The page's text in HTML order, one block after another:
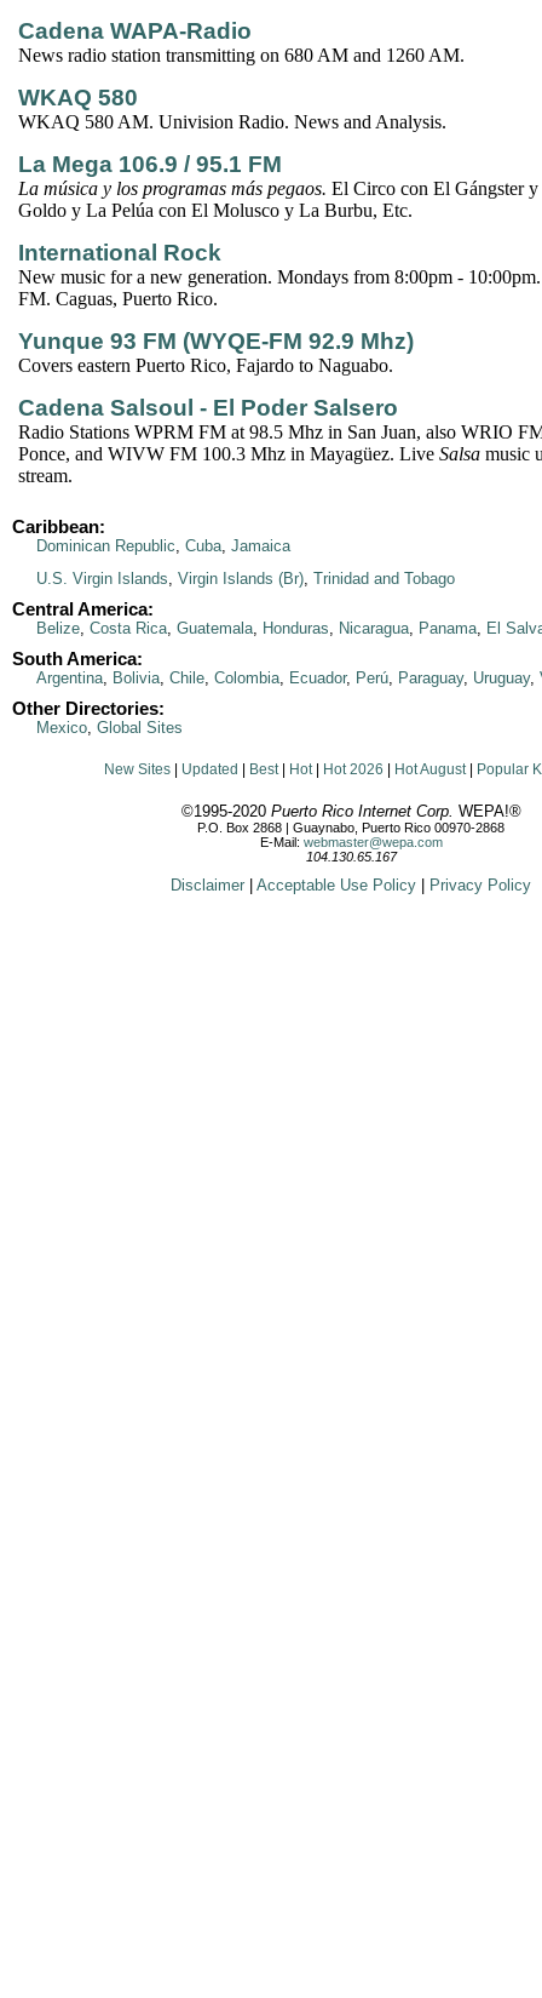
Cadena WAPA-Radio
News radio station transmitting on 680 AM and 1260 AM.
WKAQ 580
WKAQ 580 AM. Univision Radio. News and Analysis.
La Mega 106.9 / 95.1 FM
La música y los programas más pegaos. El Circo con El Gángster
Goldo y La Pelúa con El Molusco y La Burbu, Etc.
International Rock
New music for a new generation. Mondays from 8:00pm -
FM. Caguas, Puerto Rico.
Yunque 93 FM (WYQE-FM 92.9 Mhz)
Covers eastern Puerto Rico, Fajardo to Naguabo.
Cadena Salsoul - El Poder Salsero
Radio Stations WPRM FM at 98.5 Mhz in San Juan, also WRIO
Ponce, and WIVW FM 100.3 Mhz in Mayagüez. Live Salsa music
stream.
Caribbean:
Dominican Republic, Cuba, Jamaica
U.S. Virgin Islands, Virgin Islands (Br), Trinidad and Tobago
Central America:
Belize, Costa Rica, Guatemala, Honduras, Nicaragua, Panama, El
South America:
Argentina, Bolivia, Chile, Colombia, Ecuador, Perú, Paraguay, Uruguay,
Other Directories:
Mexico, Global Sites
New Sites Updated Best| Hot| Hot 2026 Hot August| Popular
©1995-2020 Puerto Rico Internet Corp. WEPA!®
P.O. Box 2868 | Guaynabo, Puerto Rico 00970-2868
E-Mail: webmaster@wepa.com
104.130.65.167
Disclaimer Acceptable Use Policy Privacy Policy